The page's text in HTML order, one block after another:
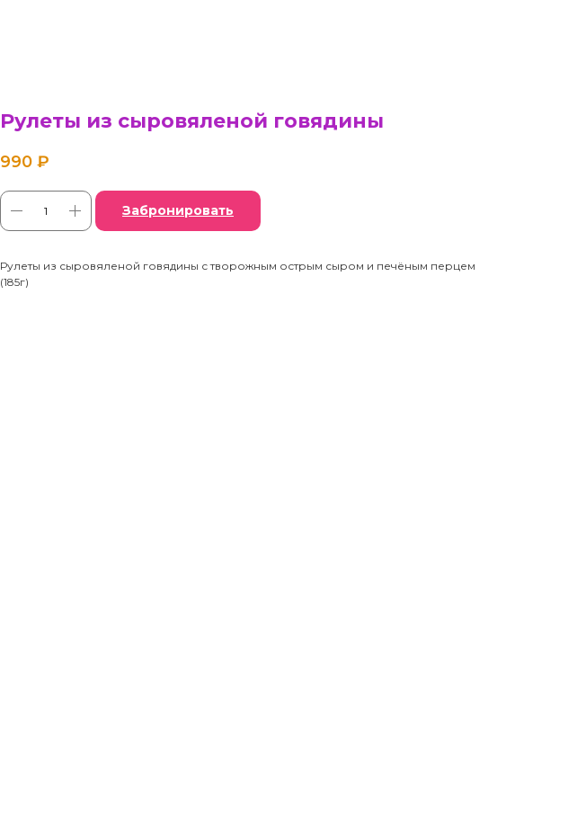
Рулеты из сыровяленой говядины
990 ₽
Забронировать
Рулеты из сыровяленой говядины с творожным острым сыром и печёным перцем
(185г)